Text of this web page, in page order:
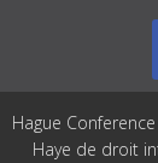
Hague
Haye de droit